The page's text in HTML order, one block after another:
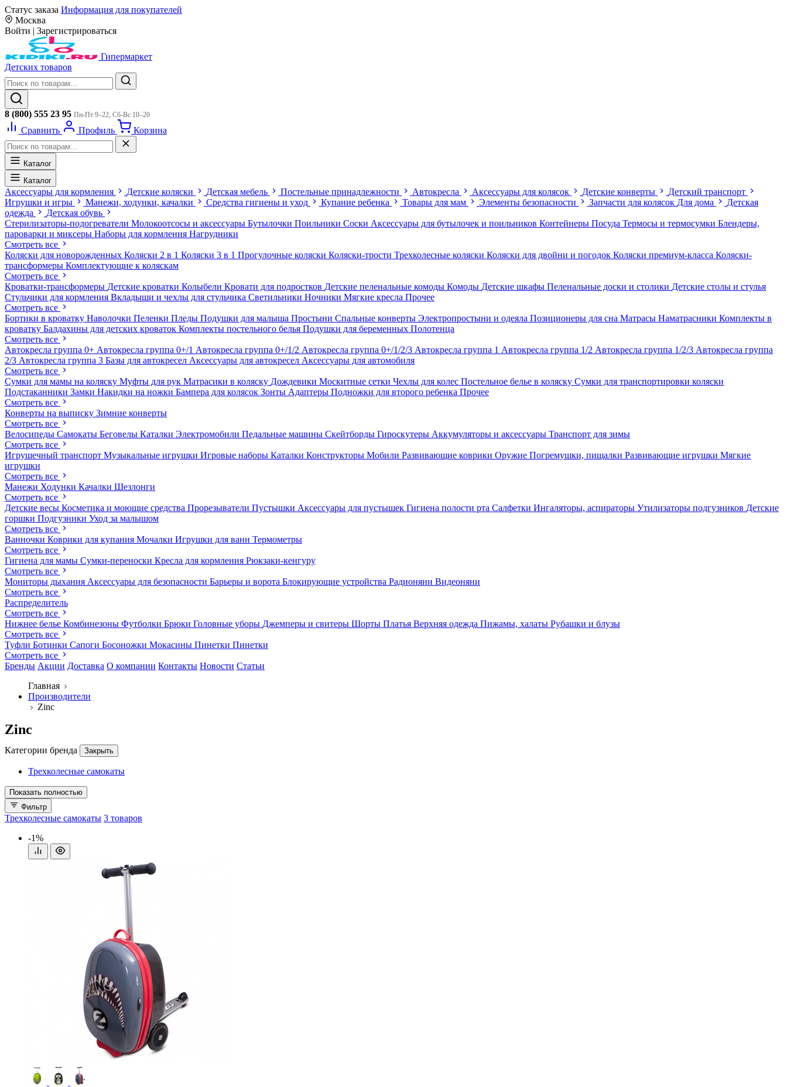
Статус заказа Информация для покупателей
Москва
Войти | Зарегистрироваться
Гипермаркет
Детских товаров
8 (800) 555 23 95 Пн-Пт 9–22, Сб-Вс 10–20
Сравнить Профиль Корзина
Каталог
Каталог
Аксессуары для кормления Детские коляски Детская мебель Постельные принадлежности Автокресла Аксессуары для колясок Детские конверты
Детский транспорт
Игрушки и игры
Манежи, ходунки, качалки Средства гигиены и уход Купание ребенка Товары для мам Элементы безопасности Запчасти для колясок Для дома
Детская
одежда
Детская обувь
Стерилизаторы-подогреватели Молокоотсосы и аксессуары Бутылочки Поильники Соски Аксессуары для бутылочек и поильников Контейнеры Посуда Термосы и термосумки Блендеры,
пароварки и миксеры Наборы для кормления Нагрудники
Смотреть все
Коляски для новорожденных Коляски 2 в 1 Коляски 3 в 1 Прогулочные коляски Коляски-трости Трехколесные коляски Коляски для двойни и погодок Коляски премиум-класса Коляски-
трансформеры Комплектующие к коляскам
Смотреть все
Кроватки-трансформеры Детские кроватки Колыбели Кровати для подростков Детские пеленальные комоды Комоды Детские шкафы Пеленальные доски и столики Детские столы и стулья
Стульчики для кормления Вкладыши и чехлы для стульчика Светильники Ночники Мягкие кресла Прочее
Смотреть все
Бортики в кроватку Наволочки Пеленки Пледы Подушки для малыша Простыни Спальные конверты Электропростыни и одеяла Позиционеры для сна Матрасы Наматрасники Комплекты в
кроватку Балдахины для детских кроваток Комплекты постельного белья Подушки для беременных Полотенца
Смотреть все
Автокресла группа 0+ Автокресла группа 0+/1 Автокресла группа 0+/1/2 Автокресла группа 0+/1/2/3 Автокресла группа 1 Автокресла группа 1/2 Автокресла группа 1/2/3 Автокресла группа
2/3 Автокресла группа 3 Базы для автокресел Аксессуары для автокресел Аксессуары для автомобиля
Смотреть все
Сумки для мамы на коляску Муфты для рук Матрасики в коляску Дождевики Москитные сетки Чехлы для колес Постельное белье в коляску Сумки для транспортировки коляски
Подстаканники Замки Накидки на ножки Бампера для колясок Зонты Адаптеры Подножки для второго ребенка Прочее
Смотреть все
Конверты на выписку Зимние конверты
Смотреть все
Велосипеды Самокаты Беговелы Каталки Электромобили Педальные машины Скейтборды Гироскутеры Аккумуляторы и аксессуары Транспорт для зимы
Смотреть все
Игрушечный транспорт Музыкальные игрушки Игровые наборы Каталки Конструкторы Мобили Развивающие коврики Оружие Погремушки, пищалки Развивающие игрушки Мягкие
игрушки
Смотреть все
Манежи Ходунки Качалки Шезлонги
Смотреть все
Детские весы Косметика и моющие средства Прорезыватели Пустышки Аксессуары для пустышек Гигиена полости рта Салфетки Ингаляторы, аспираторы Утилизаторы подгузников Детские
горшки Подгузники Уход за малышом
Смотреть все
Ванночки Коврики для купания Мочалки Игрушки для ванн Термометры
Смотреть все
Гигиена для мамы Сумки-переноски Кресла для кормления Рюкзаки-кенгуру
Смотреть все
Мониторы дыхания Аксессуары для безопасности Барьеры и ворота Блокирующие устройства Радионяни Видеоняни
Смотреть все
Распределитель
Смотреть все
Нижнее белье Комбинезоны Футболки Брюки Головные уборы Джемперы и свитеры Шорты Платья Верхняя одежда Пижамы, халаты Рубашки и блузы
Смотреть все
Туфли Ботинки Сапоги Босоножки Мокасины Пинетки Пинетки
Смотреть все
Бренды Акции Доставка О компании Контакты Новости Статьи
Главная
Производители
Zinc
Zinc
Категории бренда Закрыть
Трехколесные самокаты
Показать полностью
Фильтр
Трехколесные самокаты 3 товаров
-1%